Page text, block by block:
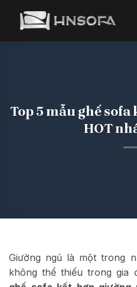
Top 5 mẫu ghế
HOT
Giường ngủ là một trong
không thể thiếu trong gia